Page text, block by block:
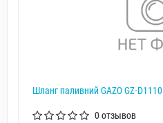
Шланг паливний GAZO GZ-D1110
0 отзывов